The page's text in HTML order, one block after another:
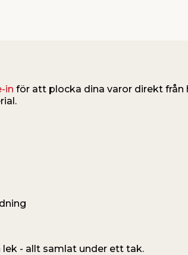
in för att plocka dina varor direkt från
- allt samlat under ett tak.